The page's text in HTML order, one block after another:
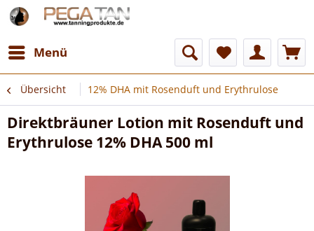
Menü
Übersicht 12% DHA mit Rosenduft und Erythrulose
Direktbräuner Lotion mit Rosenduft und
Erythrulose 12% DHA 500 ml